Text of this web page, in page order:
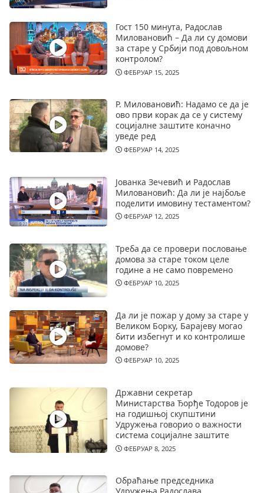
Гост 150 минута, Радослав
Миловановић – Да ли су домови
за старе у Србији под довољном
контролом?
ФЕБРУАР 15, 2025
Р. Миловановић: Надамо се да је
ово први корак да се у систему
социјалне заштите коначно
уведе ред
ФЕБРУАР 14, 2025
Јованка Зечевић и Радослав
Миловановић: Да ли је најбоље
поделити имовину тестаментом?
ФЕБРУАР 12, 2025
Треба да се провери пословање
домова за старе током целе
године а не само повремено
ФЕБРУАР 10, 2025
Да ли је пожар у дому за старе у
Великом Борку, Барајеву могао
бити избегнут и ко контролише
домове?
ФЕБРУАР 10, 2025
Државни секретар
Министарства Ђорђе Тодоров је
на годишњој скупштини
Удружења говорио о важности
система социјалне заштите
ФЕБРУАР 8, 2025
Обраћање председника